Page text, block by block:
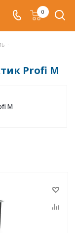
0
-
Profi M
M